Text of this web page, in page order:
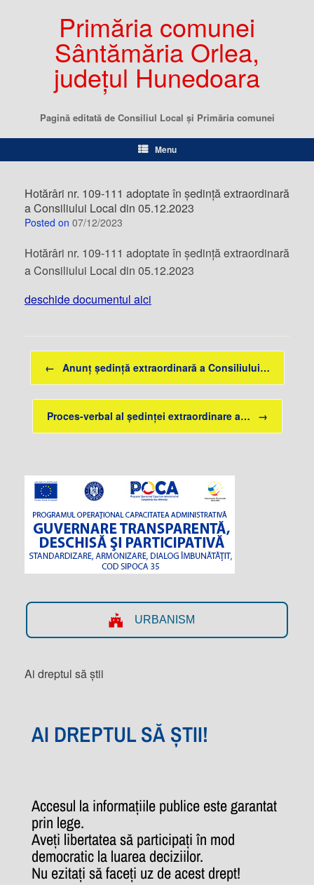
Primăria comunei
Sântămăria Orlea,
județul Hunedoara
Pagină editată de Consiliul Local şi Primăria comunei
Menu
Hotărâri nr. 109-111 adoptate în ședință extraordinară
a Consiliului Local din 05.12.2023
Posted on 07/12/2023
Hotărâri nr. 109-111 adoptate în ședință extraordinară
a Consiliului Local din 05.12.2023
deschide documentul aici
Post navigation
← Anunț ședință extraordinară a Consiliului…
Proces-verbal al ședinței extraordinare a… →
URBANISM
Ai dreptul să știi
AI DREPTUL SĂ ȘTII!
Accesul la informațiile publice este garantat
prin lege.
Aveți libertatea să participați în mod
democratic la luarea deciziilor.
Nu ezitați să faceți uz de acest drept!